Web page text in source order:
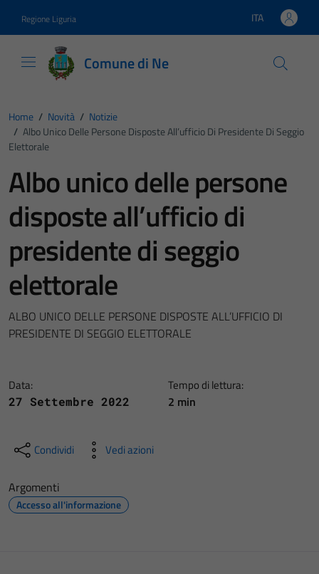
Regione Liguria Lingua attiva:
ITA
Comune di Ne
Home / Novità / Notizie
/ Albo Unico Delle Persone Disposte All’ufficio Di Presidente Di Seggio
Elettorale
Albo unico delle persone
disposte all’ufficio di
presidente di seggio
elettorale
ALBO UNICO DELLE PERSONE DISPOSTE ALL’UFFICIO DI
PRESIDENTE DI SEGGIO ELETTORALE
Data:
27 Settembre 2022
Tempo di lettura:
2 min
Condividi Vedi azioni
Argomenti
Accesso all'informazione